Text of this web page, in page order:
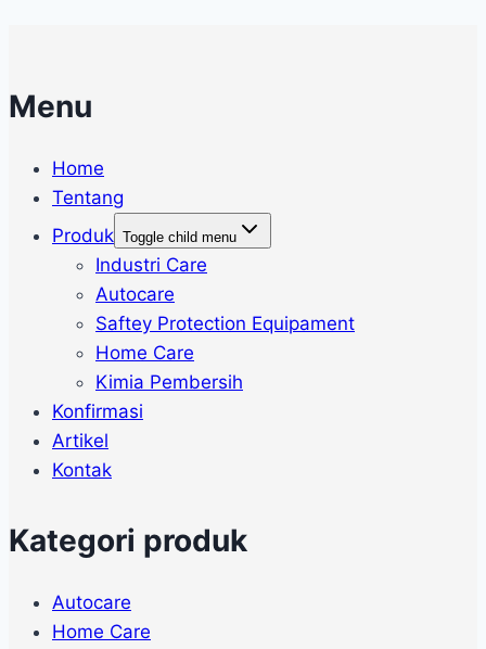
Menu
Home
Tentang
Produk Toggle child menu
Industri Care
Autocare
Saftey Protection Equipament
Home Care
Kimia Pembersih
Konfirmasi
Artikel
Kontak
Kategori produk
Autocare
Home Care